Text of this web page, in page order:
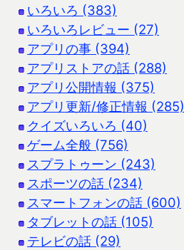
いろいろ (383)
いろいろレビュー (27)
アプリの事 (394)
アプリストアの話 (288)
アプリ公開情報 (375)
アプリ更新/修正情報 (285)
クイズいろいろ (40)
ゲーム全般 (756)
スプラトゥーン (243)
スポーツの話 (234)
スマートフォンの話 (600)
タブレットの話 (105)
テレビの話 (29)